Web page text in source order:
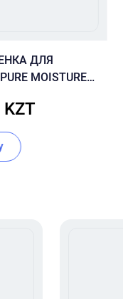
ДЛЯ
MOISTURE